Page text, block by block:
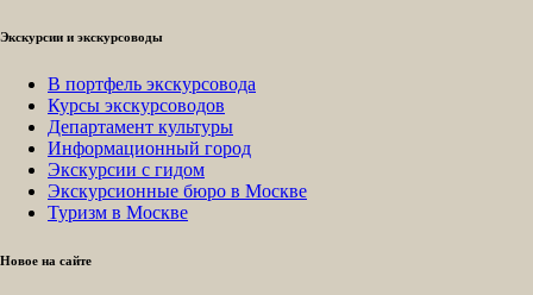
Экскурсии и экскурсоводы
В портфель экскурсовода
Курсы экскурсоводов
Департамент культуры
Информационный город
Экскурсии с гидом
Экскурсионные бюро в Москве
Туризм в Москве
Новое на сайте